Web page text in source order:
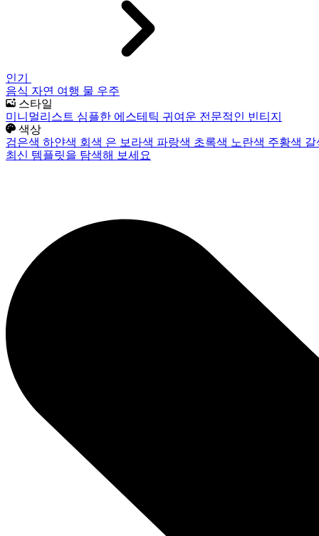
인기
음식 자연 여행 물 우주
스타일
미니멀리스트 심플한 에스테틱 귀여운 전문적인 빈티지
색상
검은색 하얀색 회색 은 보라색 파랑색 초록색 노란색 주황색
최신 템플릿을 탐색해 보세요